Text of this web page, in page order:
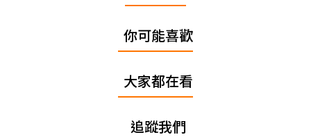
你可能喜歡
大家都在看
追蹤我們